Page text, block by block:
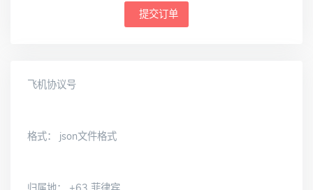
提交订单
飞机协议号
格式： json文件格式